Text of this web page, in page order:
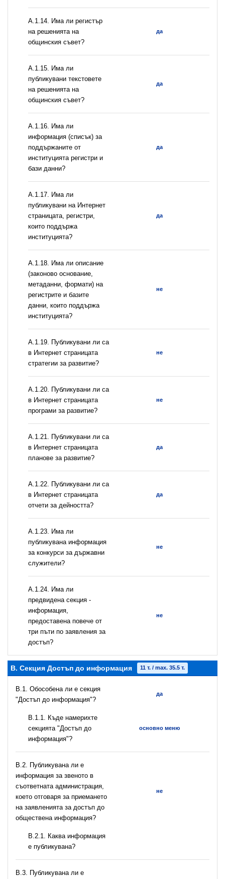
А.1.14. Има ли регистър
на решенията на
общинския съвет?
да
А.1.15. Има ли
публикувани текстовете
на решенията на
общинския съвет?
да
А.1.16. Има ли
информация (списък) за
поддържаните от
институцията регистри и
бази данни?
да
А.1.17. Има ли
публикувани на Интернет
страницата, регистри,
които поддържа
институцията?
да
А.1.18. Има ли описание
(законово основание,
метаданни, формати) на
регистрите и базите
данни, които поддържа
институцията?
не
А.1.19. Публикувани ли са
в Интернет страницата
стратегии за развитие?
не
А.1.20. Публикувани ли са
в Интернет страницата
програми за развитие?
не
А.1.21. Публикувани ли са
в Интернет страницата
планове за развитие?
да
А.1.22. Публикувани ли са
в Интернет страницата
отчети за дейността?
да
А.1.23. Има ли
публикувана информация
за конкурси за държавни
служители?
не
А.1.24. Има ли
предвидена секция -
информация,
предоставена повече от
три пъти по заявления за
достъп?
не
B. Секция Достъп до информация 11 т. / max. 35.5 т.
В.1. Обособена ли е секция
"Достъп до информация"?
да
В.1.1. Къде намерихте
секцията "Достъп до
информация"?
основно меню
В.2. Публикувана ли е
информация за звеното в
съответната администрация,
което отговаря за приемането
на заявленията за достъп до
обществена информация?
не
B.2.1. Каква информация
е публикувана?
В.3. Публикувана ли е